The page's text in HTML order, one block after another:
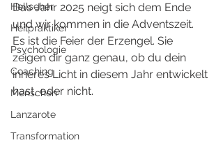
Hellseher
Heilpraktiker
Psychologie
Coaching
Menschen
Lanzarote
Transformation
Das Jahr 2025 neigt sich dem Ende
und wir kommen in die Adventszeit.
Es ist die Feier der Erzengel. Sie
zeigen dir ganz genau, ob du dein
inneres Licht in diesem Jahr entwickelt
hast, oder nicht.